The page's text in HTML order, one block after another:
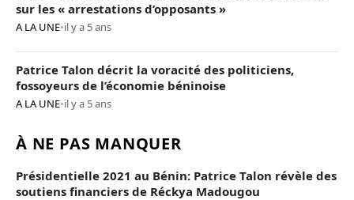
sur les « arrestations d’opposants »
A LA UNE•il y a 5 ans
Patrice Talon décrit la voracité des politiciens,
fossoyeurs de l’économie béninoise
A LA UNE•il y a 5 ans
À NE PAS MANQUER
Présidentielle 2021 au Bénin: Patrice Talon révèle des
soutiens financiers de Réckya Madougou